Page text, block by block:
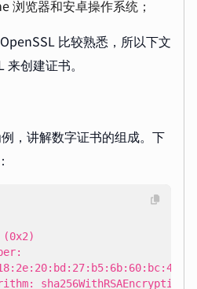
浏览器和安卓操作系统；
比较熟悉，所以下文
创建证书。
，讲解数字证书的组成。下